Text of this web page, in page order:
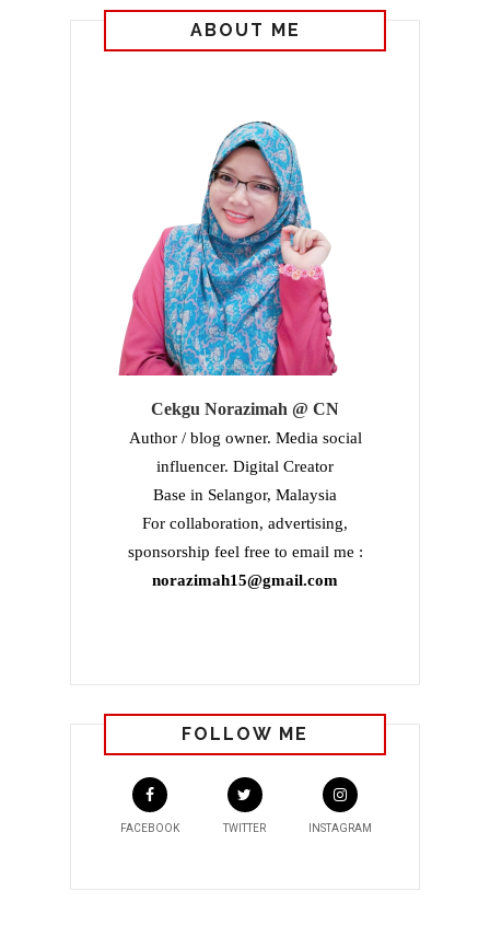
ABOUT ME
Cekgu Norazimah @ CN
Author / blog owner. Media social
influencer. Digital Creator
Base in Selangor, Malaysia
For collaboration, advertising,
sponsorship feel free to email me :
norazimah15@gmail.com
FOLLOW ME
FACEBOOK TWITTER INSTAGRAM